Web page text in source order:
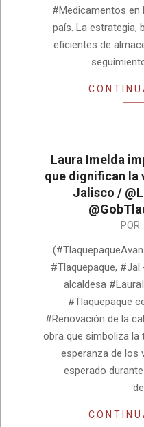
#Medicamentos en
país. La estrategia,
eficientes de
Laura Imelda
que dignifican la
Jalisco /
07-
POR:
#Tlaquepaque,
alcaldesa
#Tlaquepaque
#Renovación de la
obra que simboliza
esperanza de los
esperado